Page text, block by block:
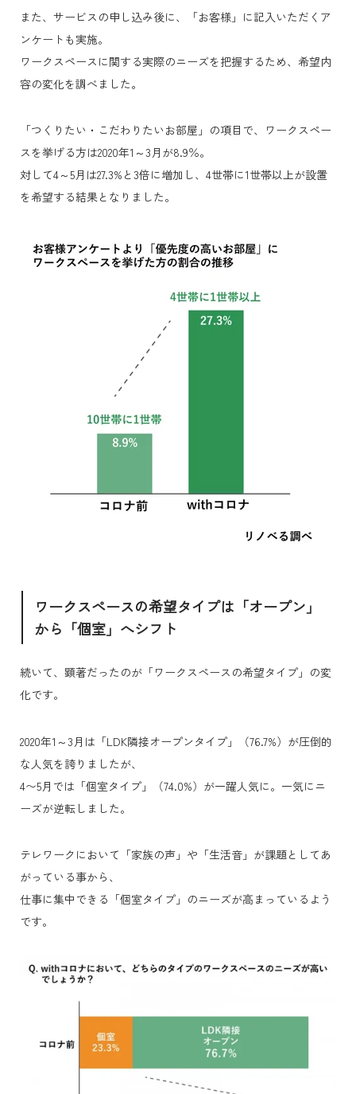
また、サービスの申し込み後に、「お客様」に記入いただくア
ンケートも実施。
ワークスペースに関する実際のニーズを把握するため、希望内
容の変化を調べました。
「つくりたい・こだわりたいお部屋」の項目で、ワークスペー
スを挙げる方は2020年1～3月が8.9％。
対して4～5月は27.3%と3倍に増加し、4世帯に1世帯以上が設置
を希望する結果となりました。
ワークスペースの希望タイプは「オープン」
から「個室」へシフト
続いて、顕著だったのが「ワークスペースの希望タイプ」の変
化です。
2020年1～3月は「LDK隣接オープンタイプ」（76.7%）が圧倒的
な人気を誇りましたが、
4〜5月では「個室タイプ」（74.0%）が一躍人気に。一気にニ
ーズが逆転しました。
テレワークにおいて「家族の声」や「生活音」が課題としてあ
がっている事から、
仕事に集中できる「個室タイプ」のニーズが高まっているよう
です。